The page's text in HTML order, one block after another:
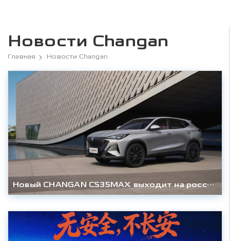
Новости Changan
Главная Новости Changan
Новый CHANGAN CS35MAX выходит на российский рынок